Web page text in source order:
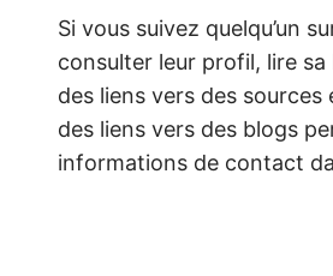
Si vous suivez quelqu’un
consulter leur profil, lire
des liens vers des sources
des liens vers des blogs
informations de contact